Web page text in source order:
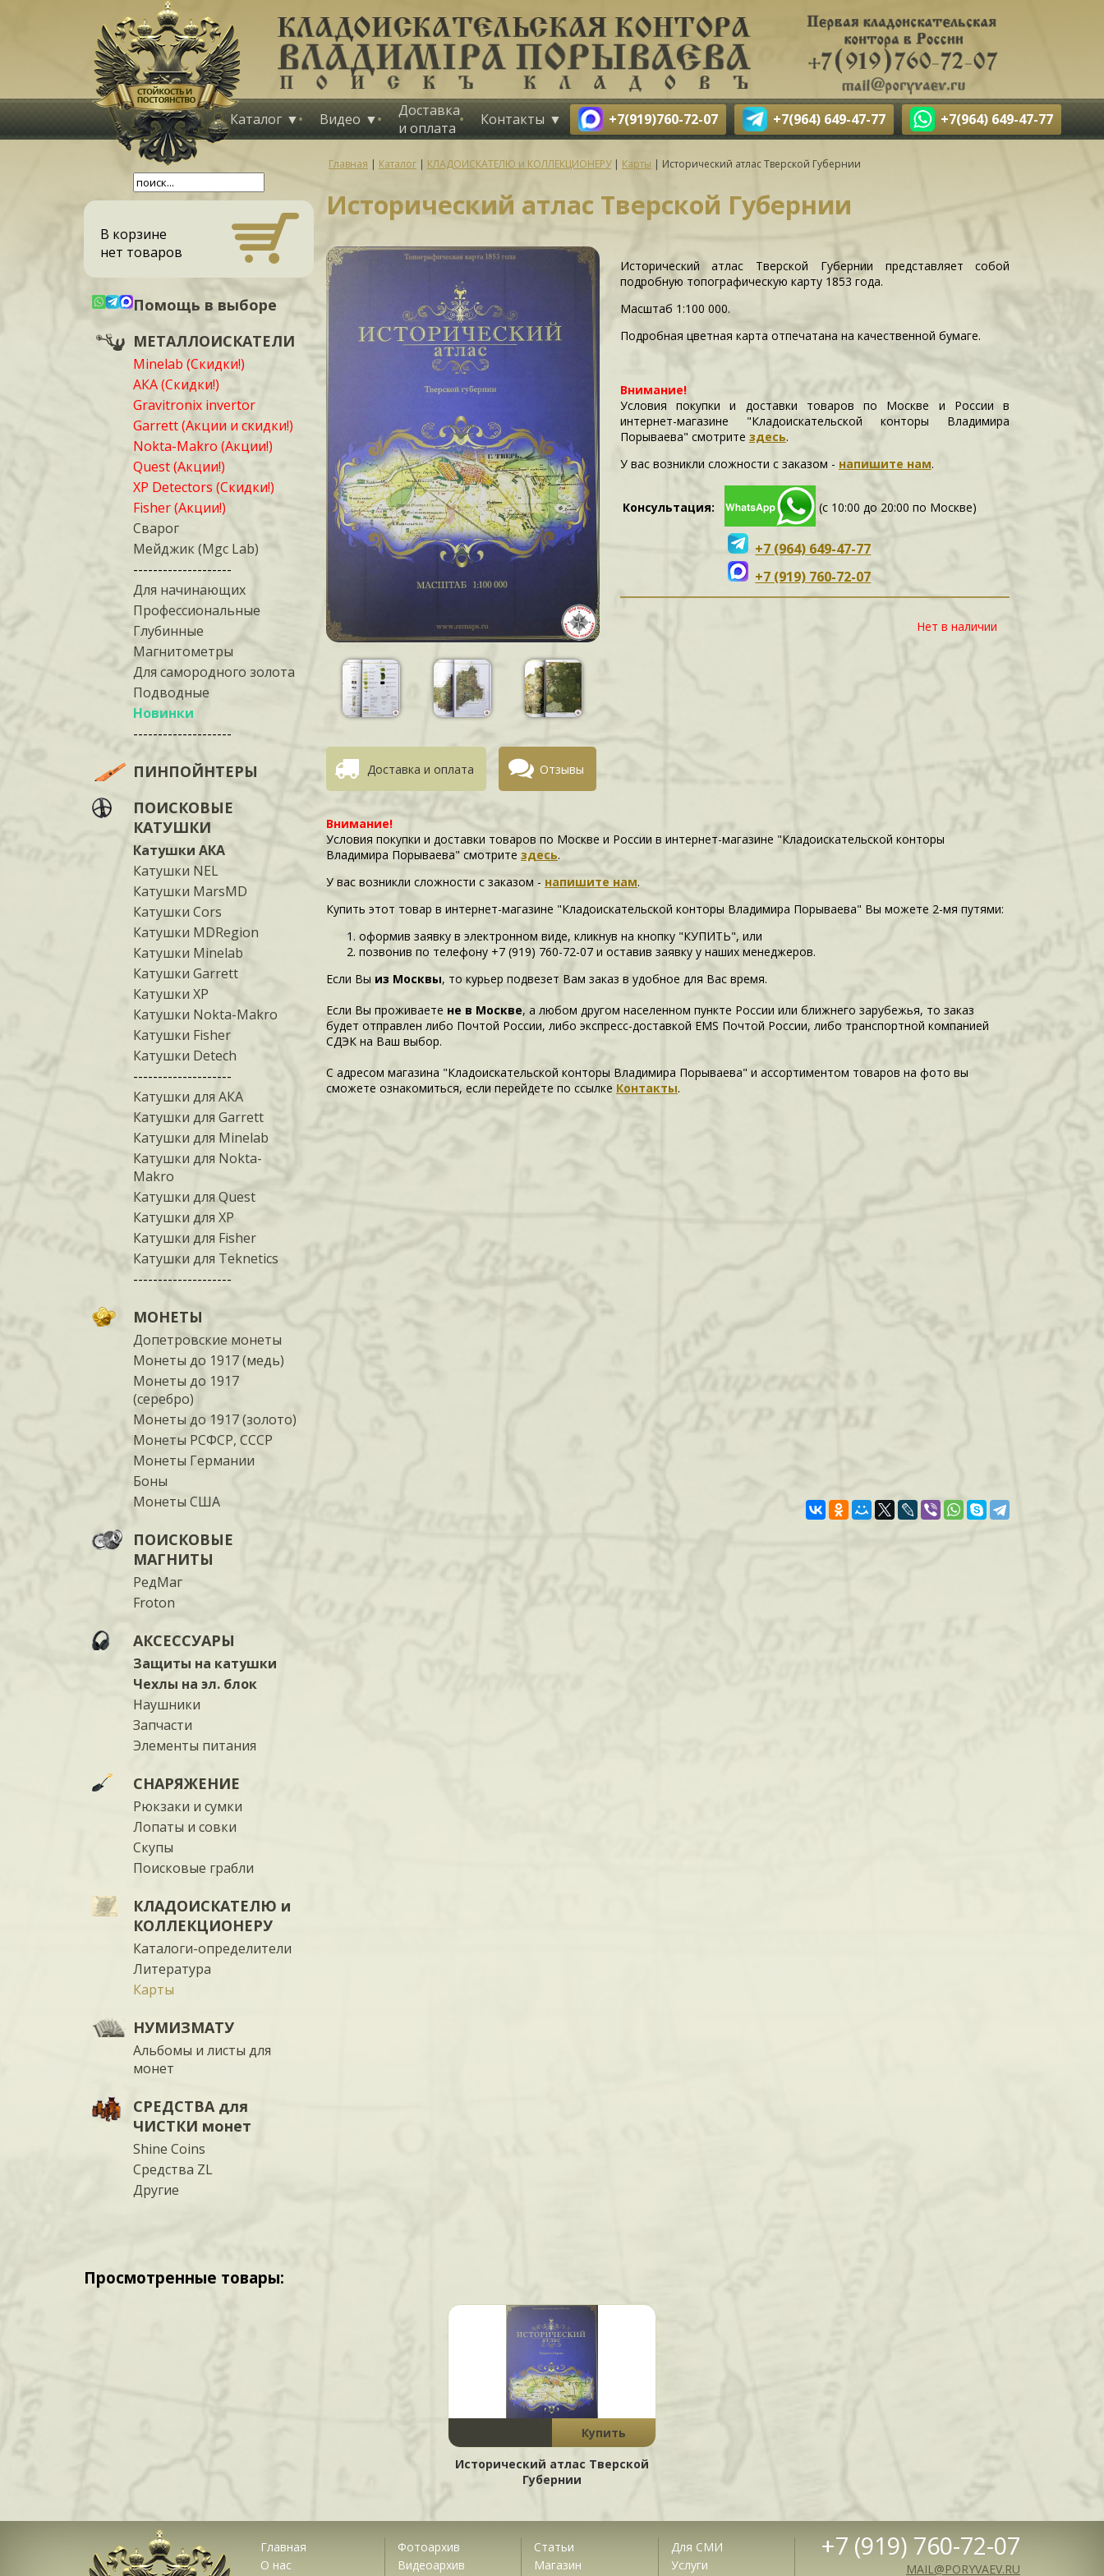
Каталог Видео
Доставка
и оплата
Контакты +7(919)760-72-07 +7(964) 649-47-77 +7(964) 649-47-77
В корзине
нет товаров
Помощь в выборе
МЕТАЛЛОИСКАТЕЛИ
Minelab (Скидки!)
АКА (Скидки!)
Gravitronix invertor
Garrett (Акции и скидки!)
Nokta-Makro (Акции!)
Quest (Акции!)
XP Detectors (Скидки!)
Fisher (Акции!)
Сварог
Мейджик (Mgc Lab)
--------------------
Для начинающих
Профессиональные
Глубинные
Магнитометры
Для самородного золота
Подводные
Новинки
--------------------
ПИНПОЙНТЕРЫ
ПОИСКОВЫЕ
КАТУШКИ
Катушки АКА
Катушки NEL
Катушки MarsMD
Катушки Cors
Катушки MDRegion
Катушки Minelab
Катушки Garrett
Катушки XP
Катушки Nokta-Makro
Катушки Fisher
Катушки Detech
--------------------
Катушки для АКА
Катушки для Garrett
Катушки для Minelab
Катушки для Nokta-
Makro
Катушки для Quest
Катушки для XP
Катушки для Fisher
Катушки для Teknetics
--------------------
МОНЕТЫ
Допетровские монеты
Монеты до 1917 (медь)
Монеты до 1917
(серебро)
Монеты до 1917 (золото)
Монеты РСФСР, СССР
Монеты Германии
Боны
Монеты США
ПОИСКОВЫЕ
МАГНИТЫ
РедМаг
Froton
АКСЕССУАРЫ
Защиты на катушки
Чехлы на эл. блок
Наушники
Запчасти
Элементы питания
СНАРЯЖЕНИЕ
Рюкзаки и сумки
Лопаты и совки
Скупы
Поисковые грабли
КЛАДОИСКАТЕЛЮ и
КОЛЛЕКЦИОНЕРУ
Каталоги-определители
Литература
Карты
НУМИЗМАТУ
Альбомы и листы для
монет
СРЕДСТВА для
ЧИСТКИ монет
Shine Coins
Средства ZL
Другие
Главная | Каталог | КЛАДОИСКАТЕЛЮ и КОЛЛЕКЦИОНЕРУ | Карты | Исторический атлас Тверской Губернии
Исторический атлас Тверской Губернии
Исторический атлас Тверской Губернии представляет собой
подробную топографическую карту 1853 года.
Масштаб 1:100 000.
Подробная цветная карта отпечатана на качественной бумаге.
Внимание!
Условия покупки и доставки товаров по Москве и России в
интернет-магазине "Кладоискательской конторы Владимира
Порываева" смотрите здесь.
У вас возникли сложности c заказом - напишите нам.
Консультация: (с 10:00 до 20:00 по Москве)
+7 (964) 649-47-77
+7 (919) 760-72-07
Нет в наличии
Доставка и оплата Отзывы
Внимание!
Условия покупки и доставки товаров по Москве и России в интернет-магазине "Кладоискательской конторы
Владимира Порываева" смотрите здесь.
У вас возникли сложности c заказом - напишите нам.
Купить этот товар в интернет-магазине "Кладоискательской конторы Владимира Порываева" Вы можете 2-мя путями:
оформив заявку в электронном виде, кликнув на кнопку "КУПИТЬ", или
позвонив по телефону +7 (919) 760-72-07 и оставив заявку у наших менеджеров.
Если Вы из Москвы, то курьер подвезет Вам заказ в удобное для Вас время.
Если Вы проживаете не в Москве, а любом другом населенном пункте России или ближнего зарубежья, то заказ
будет отправлен либо Почтой России, либо экспресс-доставкой EMS Почтой России, либо транспортной компанией
СДЭК на Ваш выбор.
С адресом магазина "Кладоискательской конторы Владимира Порываева" и ассортиментом товаров на фото вы
сможете ознакомиться, если перейдете по ссылке Контакты.
Просмотренные товары:
Купить
Исторический атлас Тверской
Губернии
Главная
О нас
Фотоархив
Видеоархив
Статьи
Магазин
Для СМИ
Услуги
+7 (919) 760-72-07
MAIL@PORYVAEV.RU